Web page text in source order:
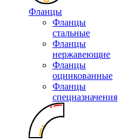
Фланцы
Фланцы
стальные
Фланцы
нержавеющие
Фланцы
оцинкованные
Фланцы
спецназначения